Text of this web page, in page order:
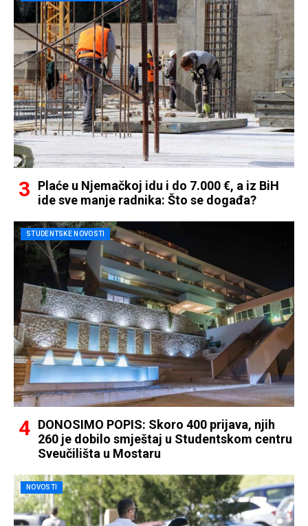
Plaće u Njemačkoj idu i do 7.000 €, a iz BiH
ide sve manje radnika: Što se događa?
STUDENTSKE NOVOSTI
DONOSIMO POPIS: Skoro 400 prijava, njih
260 je dobilo smještaj u Studentskom centru
Sveučilišta u Mostaru
NOVOSTI